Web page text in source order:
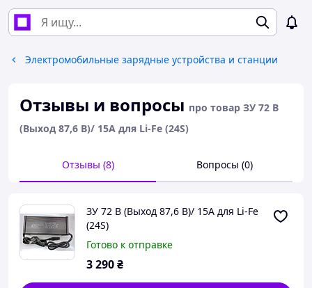
Электромобильные зарядные устройства и станции
Отзывы и вопросы про товар ЗУ 72 В
(Выход 87,6 В)/ 15A для Li-Fe (24S)
Отзывы (8) Вопросы (0)
ЗУ 72 В (Выход 87,6 В)/ 15A для Li-Fe
(24S)
Готово к отправке
3 290₴